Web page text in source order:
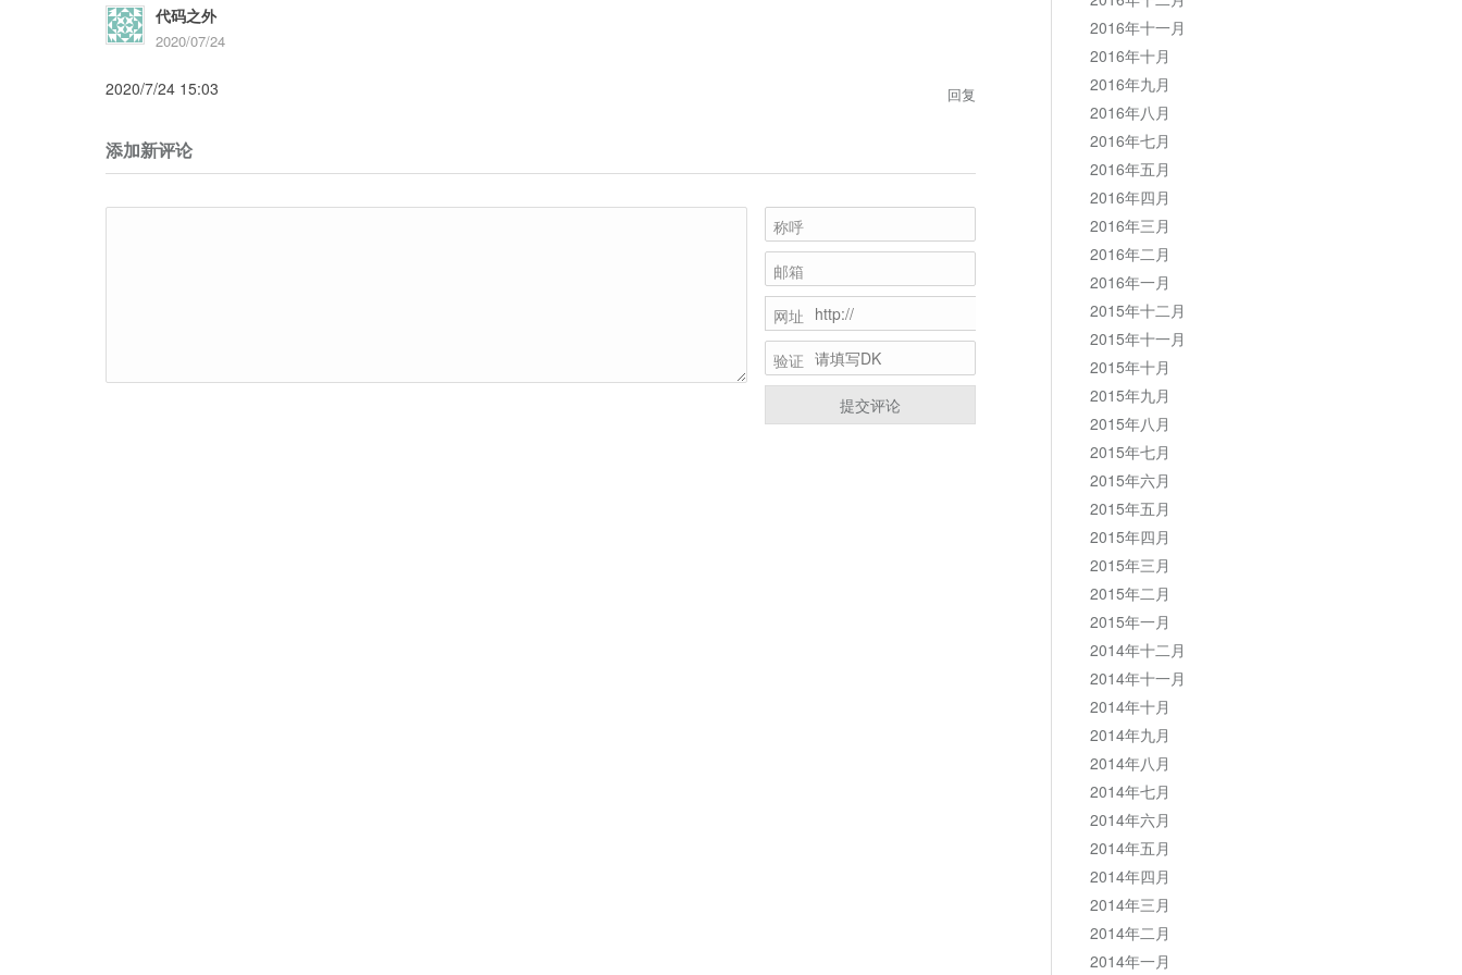
代码之外
2020/07/24
2020/7/24 15:03 回复
添加新评论
称呼
邮箱
网址
验证
提交评论
2016年十一月
2016年十月
2016年九月
2016年八月
2016年七月
2016年五月
2016年四月
2016年三月
2016年二月
2016年一月
2015年十二月
2015年十一月
2015年十月
2015年九月
2015年八月
2015年七月
2015年六月
2015年五月
2015年四月
2015年三月
2015年二月
2015年一月
2014年十二月
2014年十一月
2014年十月
2014年九月
2014年八月
2014年七月
2014年六月
2014年五月
2014年四月
2014年三月
2014年二月
2014年一月